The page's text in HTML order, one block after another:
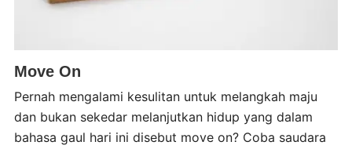
Move On
Pernah mengalami kesulitan untuk melangkah maju
dan bukan sekedar melanjutkan hidup yang dalam
bahasa gaul hari ini disebut move on? Coba saudara